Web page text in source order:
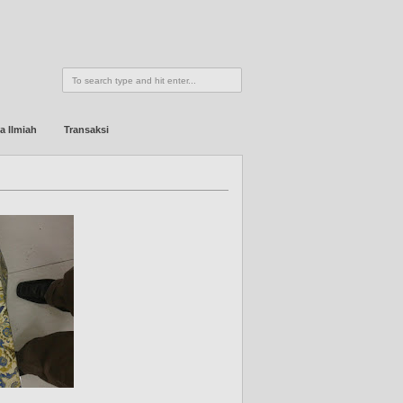
Ilmiah Transaksi